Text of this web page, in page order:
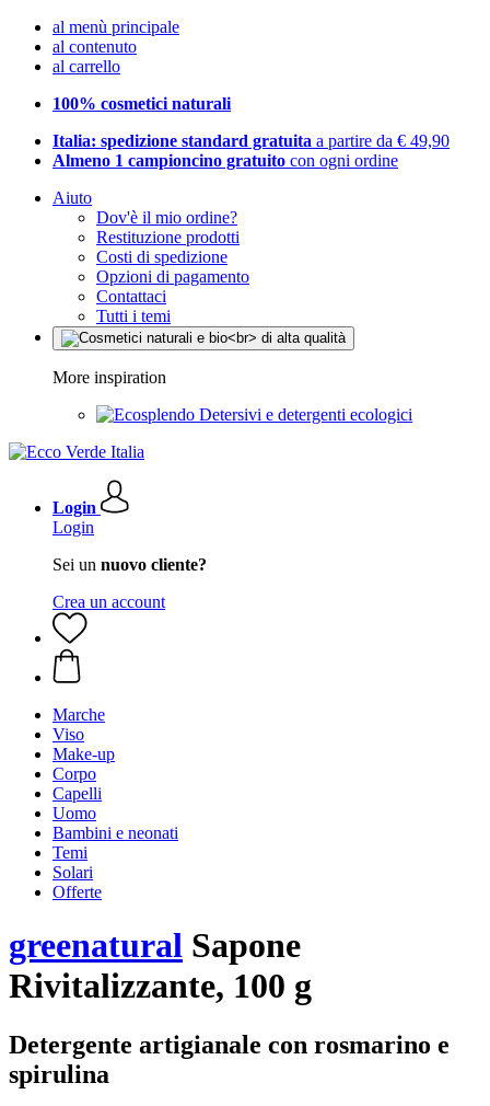
al menù principale
al contenuto
al carrello
100% cosmetici naturali
Italia: spedizione standard gratuita a partire da € 49,90
Almeno 1 campioncino gratuito con ogni ordine
Aiuto
Dov'è il mio ordine?
Restituzione prodotti
Costi di spedizione
Opzioni di pagamento
Contattaci
Tutti i temi
More inspiration
Detersivi e detergenti ecologici
Login
Login
Sei un nuovo cliente?
Crea un account
Marche
Viso
Make-up
Corpo
Capelli
Uomo
Bambini e neonati
Temi
Solari
Offerte
greenatural Sapone
Rivitalizzante, 100 g
Detergente artigianale con rosmarino e
spirulina